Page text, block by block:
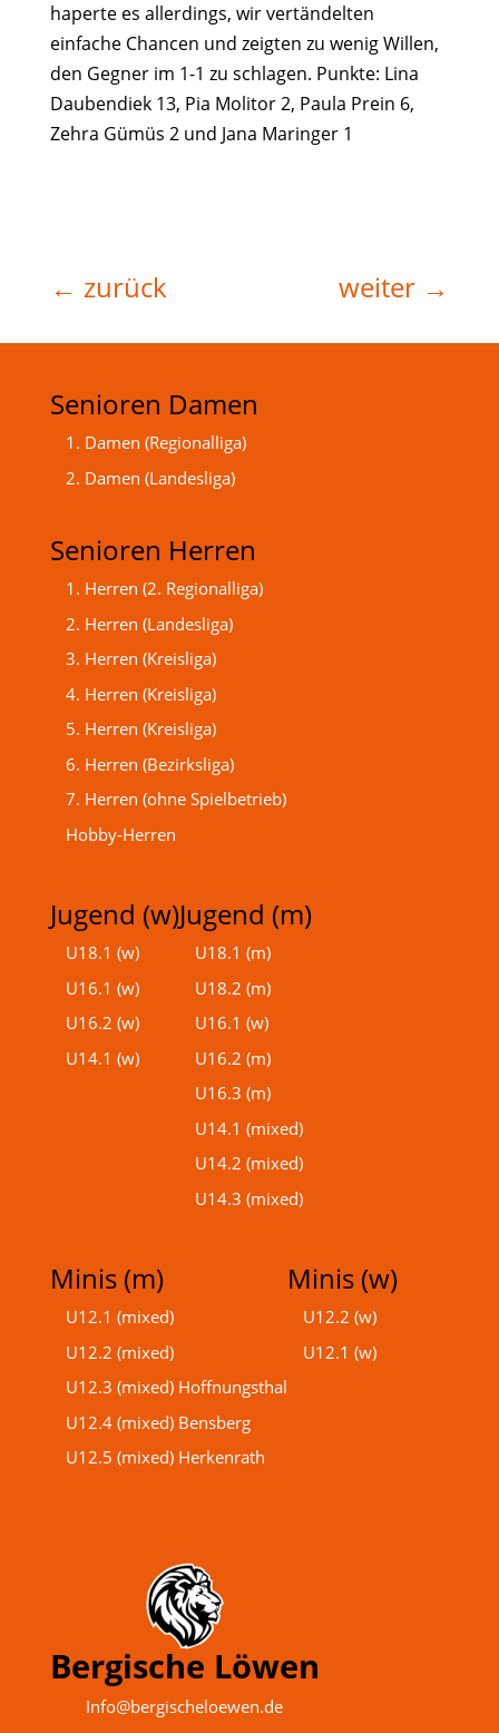
haperte es allerdings, wir vertändelten
einfache Chancen und zeigten zu wenig Willen,
den Gegner im 1-1 zu schlagen. Punkte: Lina
Daubendiek 13, Pia Molitor 2, Paula Prein 6,
Zehra Gümüs 2 und Jana Maringer 1
← zurück weiter →
Senioren Damen
1. Damen (Regionalliga)
2. Damen (Landesliga)
Senioren Herren
1. Herren (2. Regionalliga)
2. Herren (Landesliga)
3. Herren (Kreisliga)
4. Herren (Kreisliga)
5. Herren (Kreisliga)
6. Herren (Bezirksliga)
7. Herren (ohne Spielbetrieb)
Hobby-Herren
Jugend (w)
U18.1 (w)
U16.1 (w)
U16.2 (w)
U14.1 (w)
Jugend (m)
U18.1 (m)
U18.2 (m)
U16.1 (w)
U16.2 (m)
U16.3 (m)
U14.1 (mixed)
U14.2 (mixed)
U14.3 (mixed)
Minis (m)
U12.1 (mixed)
U12.2 (mixed)
U12.3 (mixed) Hoffnungsthal
U12.4 (mixed) Bensberg
U12.5 (mixed) Herkenrath
Minis (w)
U12.2 (w)
U12.1 (w)
Bergische Löwen
Info@bergischeloewen.de